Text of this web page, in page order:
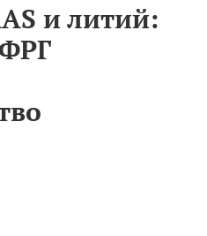
и литий: